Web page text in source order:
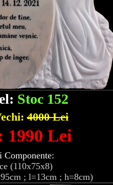
Stoc 152
4000 Lei
1990 Lei
Componente:
(110x75x8)
; l=13cm ; h=8cm)